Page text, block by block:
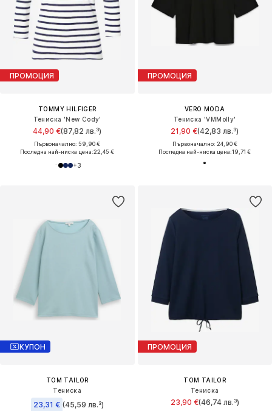
ПРОМОЦИЯ
TOMMY HILFIGER
Тениска 'New Cody'
44,90 €(87,82 лв.³)
Първоначално: 59,90 €
Последна най-ниска цена:22,45 €
+3
ПРОМОЦИЯ
VERO MODA
Тениска 'VMMolly'
21,90 €(42,83 лв.³)
Първоначално: 24,90 €
Последна най-ниска цена:19,71 €
КУПОН
TOM TAILOR
Тениска
23,31 € (45,59 лв.³)
ПРОМОЦИЯ
TOM TAILOR
Тениска
23,90 €(46,74 лв.³)